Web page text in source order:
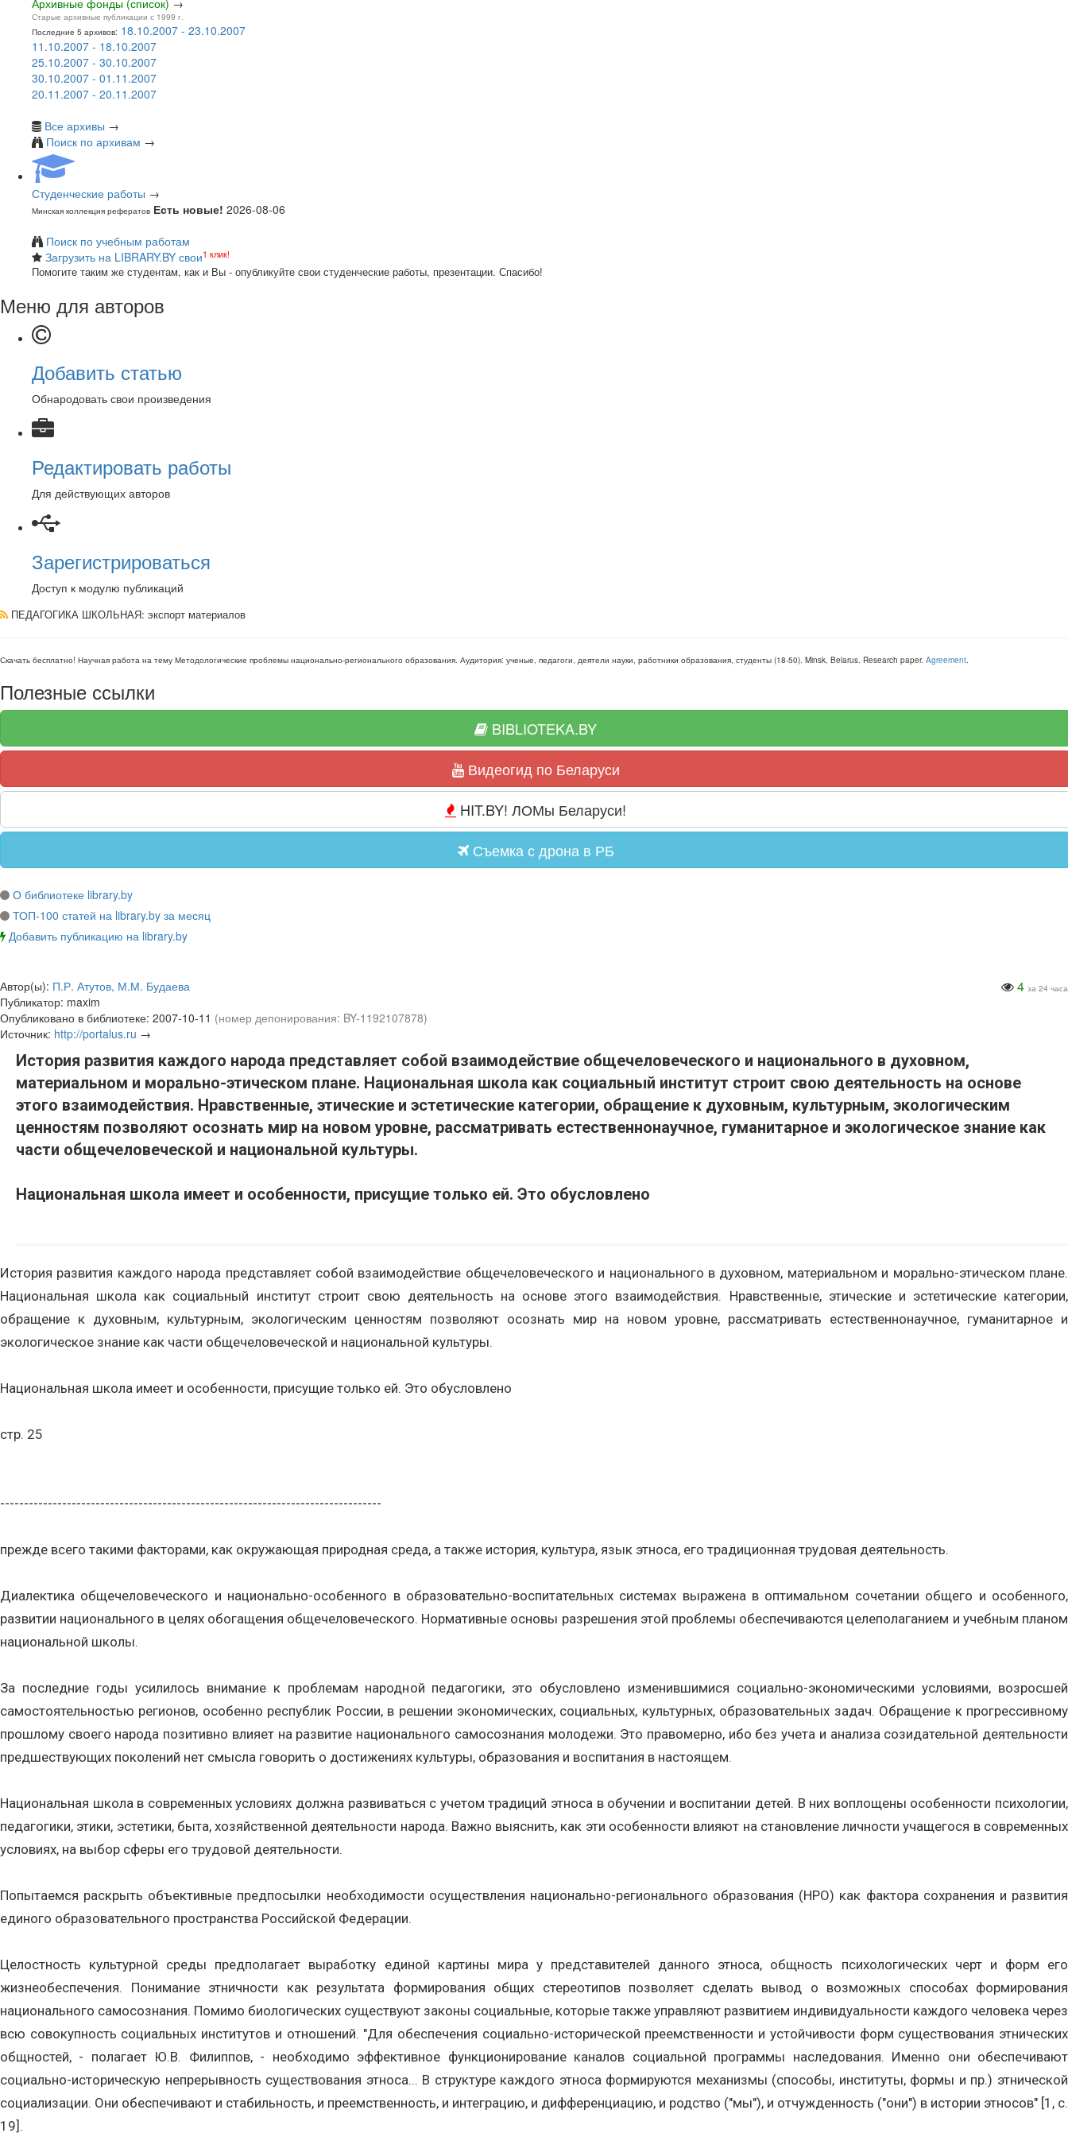
Архивные фонды (список) →
Старые архивные публикации с 1999 г.
Последние 5 архивов: 18.10.2007 - 23.10.2007
11.10.2007 - 18.10.2007
25.10.2007 - 30.10.2007
30.10.2007 - 01.11.2007
20.11.2007 - 20.11.2007
Все архивы →
Поиск по архивам →
Студенческие работы →
Минская коллекция рефератов Есть новые! 2026-08-06
Поиск по учебным работам
Загрузить на LIBRARY.BY свои1 клик!
Помогите таким же студентам, как и Вы - опубликуйте свои студенческие работы, презентации. Спасибо!
Меню для авторов
Добавить статью
Обнародовать свои произведения
Редактировать работы
Для действующих авторов
Зарегистрироваться
Доступ к модулю публикаций
ПЕДАГОГИКА ШКОЛЬНАЯ: экспорт материалов
Скачать бесплатно! Научная работа на тему Методологические проблемы национально-регионального образования. Аудитория: ученые, педагоги, деятели науки, работники образования, студенты (18-50). Minsk, Belarus. Research paper. Agreement.
Полезные ссылки
BIBLIOTEKA.BY
Видеогид по Беларуси
HIT.BY! ЛОМы Беларуси!
Съемка с дрона в РБ
О библиотеке library.by
ТОП-100 статей на library.by за месяц
Добавить публикацию на library.by
4 за 24 часа
Автор(ы): П.Р. Атутов, М.М. Будаева
Публикатор: maxim
Опубликовано в библиотеке: 2007-10-11 (номер депонирования: BY-1192107878)
Источник: http://portalus.ru →
История развития каждого народа представляет собой взаимодействие общечеловеческого и национального в духовном,
материальном и морально-этическом плане. Национальная школа как социальный институт строит свою деятельность на основе
этого взаимодействия. Нравственные, этические и эстетические категории, обращение к духовным, культурным, экологическим
ценностям позволяют осознать мир на новом уровне, рассматривать естественнонаучное, гуманитарное и экологическое знание как
части общечеловеческой и национальной культуры.
Национальная школа имеет и особенности, присущие только ей. Это обусловлено
История развития каждого народа представляет собой взаимодействие общечеловеческого и национального в духовном, материальном и морально-этическом плане.
Национальная школа как социальный институт строит свою деятельность на основе этого взаимодействия. Нравственные, этические и эстетические категории,
обращение к духовным, культурным, экологическим ценностям позволяют осознать мир на новом уровне, рассматривать естественнонаучное, гуманитарное и
экологическое знание как части общечеловеческой и национальной культуры.
Национальная школа имеет и особенности, присущие только ей. Это обусловлено
стр. 25
--------------------------------------------------------------------------------
прежде всего такими факторами, как окружающая природная среда, а также история, культура, язык этноса, его традиционная трудовая деятельность.
Диалектика общечеловеческого и национально-особенного в образовательно-воспитательных системах выражена в оптимальном сочетании общего и особенного,
развитии национального в целях обогащения общечеловеческого. Нормативные основы разрешения этой проблемы обеспечиваются целеполаганием и учебным планом
национальной школы.
За последние годы усилилось внимание к проблемам народной педагогики, это обусловлено изменившимися социально-экономическими условиями, возросшей
самостоятельностью регионов, особенно республик России, в решении экономических, социальных, культурных, образовательных задач. Обращение к прогрессивному
прошлому своего народа позитивно влияет на развитие национального самосознания молодежи. Это правомерно, ибо без учета и анализа созидательной деятельности
предшествующих поколений нет смысла говорить о достижениях культуры, образования и воспитания в настоящем.
Национальная школа в современных условиях должна развиваться с учетом традиций этноса в обучении и воспитании детей. В них воплощены особенности психологии,
педагогики, этики, эстетики, быта, хозяйственной деятельности народа. Важно выяснить, как эти особенности влияют на становление личности учащегося в современных
условиях, на выбор сферы его трудовой деятельности.
Попытаемся раскрыть объективные предпосылки необходимости осуществления национально-регионального образования (НРО) как фактора сохранения и развития
единого образовательного пространства Российской Федерации.
Целостность культурной среды предполагает выработку единой картины мира у представителей данного этноса, общность психологических черт и форм его
жизнеобеспечения. Понимание этничности как результата формирования общих стереотипов позволяет сделать вывод о возможных способах формирования
национального самосознания. Помимо биологических существуют законы социальные, которые также управляют развитием индивидуальности каждого человека через
всю совокупность социальных институтов и отношений. "Для обеспечения социально-исторической преемственности и устойчивости форм существования этнических
общностей, - полагает Ю.В. Филиппов, - необходимо эффективное функционирование каналов социальной программы наследования. Именно они обеспечивают
социально-историческую непрерывность существования этноса... В структуре каждого этноса формируются механизмы (способы, институты, формы и пр.) этнической
социализации. Они обеспечивают и стабильность, и преемственность, и интеграцию, и дифференциацию, и родство ("мы"), и отчужденность ("они") в истории этносов" [1, с.
19].